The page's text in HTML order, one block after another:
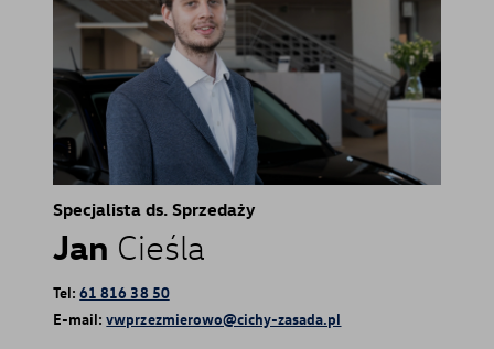
Specjalista ds. Sprzedaży
Jan Cieśla
Tel:61 816 38 50
E-mail:vwprzezmierowo@cichy-zasada.pl